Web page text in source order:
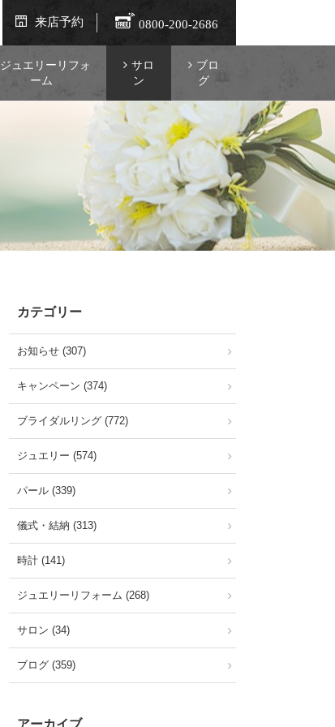
来店予約 0800-200-2686
ジュエリーリフォ
ーム
サロ
ン
ブロ
グ
カテゴリー
お知らせ (307)
キャンペーン (374)
ブライダルリング (772)
ジュエリー (574)
パール (339)
儀式・結納 (313)
時計 (141)
ジュエリーリフォーム (268)
サロン (34)
ブログ (359)
アーカイブ